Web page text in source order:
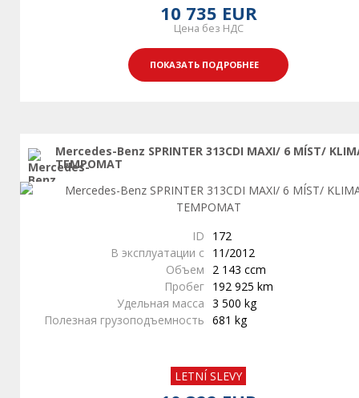
10 735 EUR
Цена без НДС
ПОКАЗАТЬ ПОДРОБНЕЕ
Mercedes-Benz SPRINTER 313CDI MAXI/ 6 MÍST/
TEMPOMAT
ID
172
В эксплуатации с 11/2012
Объем
2 143 ccm
Пробег 192 925 km
Удельная масса 3 500 kg
Полезная грузоподъемность 681 kg
LETNÍ SLEVY